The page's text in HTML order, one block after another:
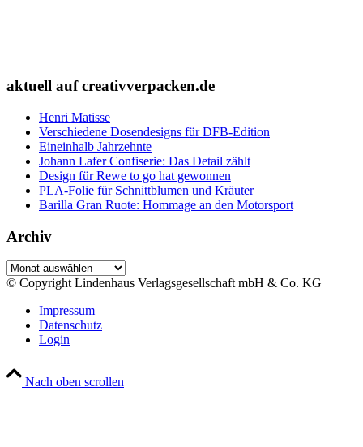
aktuell auf creativverpacken.de
Henri Matisse
Verschiedene Dosendesigns für DFB-Edition
Eineinhalb Jahrzehnte
Johann Lafer Confiserie: Das Detail zählt
Design für Rewe to go hat gewonnen
PLA-Folie für Schnittblumen und Kräuter
Barilla Gran Ruote: Hommage an den Motorsport
Archiv
Archiv
© Copyright Lindenhaus Verlagsgesellschaft mbH & Co. KG
Impressum
Datenschutz
Login
Nach oben scrollen